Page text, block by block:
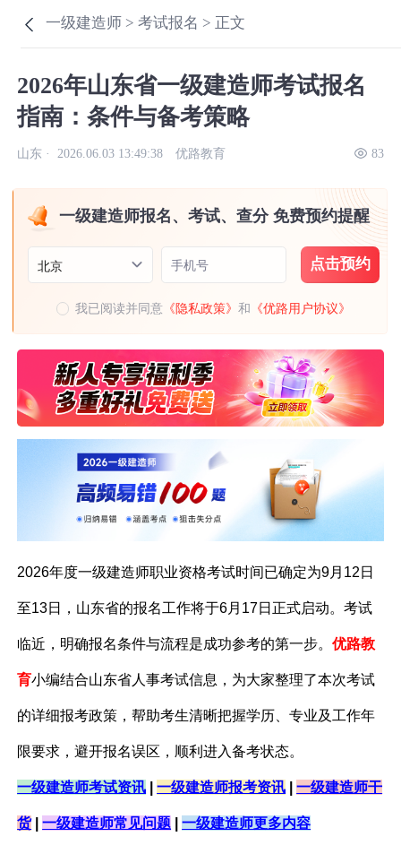
一级建造师 >考试报名 > 正文
2026年山东省一级建造师考试报名
指南：条件与备考策略
山东 · 2026.06.03 13:49:38 优路教育 83
一级建造师报名、考试、查分 免费预约提醒
北京 手机号 点击预约
我已阅读并同意 《隐私政策》和 《优路用户协议》
2026年度一级建造师职业资格考试时间已确定为9月12日
至13日，山东省的报名工作将于6月17日正式启动。考试
临近，明确报名条件与流程是成功参考的第一步。优路教
育小编结合山东省人事考试信息，为大家整理了本次考试
的详细报考政策，帮助考生清晰把握学历、专业及工作年
限要求，避开报名误区，顺利进入备考状态。
一级建造师考试资讯 |一级建造师报考资讯 |一级建造师干
货|一级建造师常见问题 一级建造师更多内容